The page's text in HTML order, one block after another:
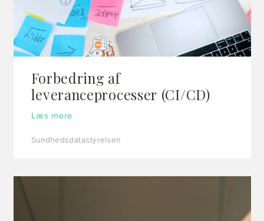
Forbedring af
leveranceprocesser (CI/CD)
Læs mere
Sundhedsdatastyrelsen